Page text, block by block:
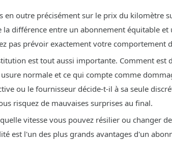
en outre précisément sur le prix du kilomètre
la différence entre un abonnement équitable et
pas prévoir exactement votre comportement
est tout aussi importante. Comment est
normale et ce qui compte comme
ou le fournisseur décide-t-il à sa seule
risquez de mauvaises surprises au final.
vitesse vous pouvez résilier ou changer
est l'un des plus grands avantages d'un